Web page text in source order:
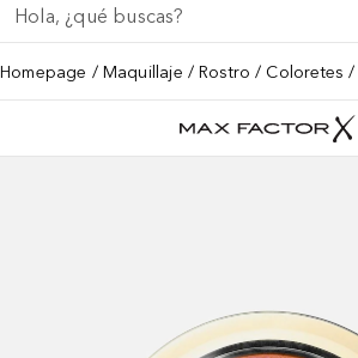
Homepage Maquillaje Rostro Coloretes